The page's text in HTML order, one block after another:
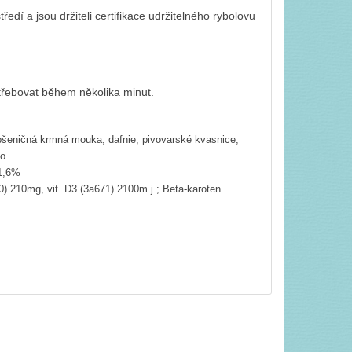
a jsou držiteli certifikace udržitelného rybolovu
během několika minut.
krmná mouka, dafnie, pivovarské kvasnice,
210mg, vit. D3 (3a671) 2100m.j.; Beta-karoten